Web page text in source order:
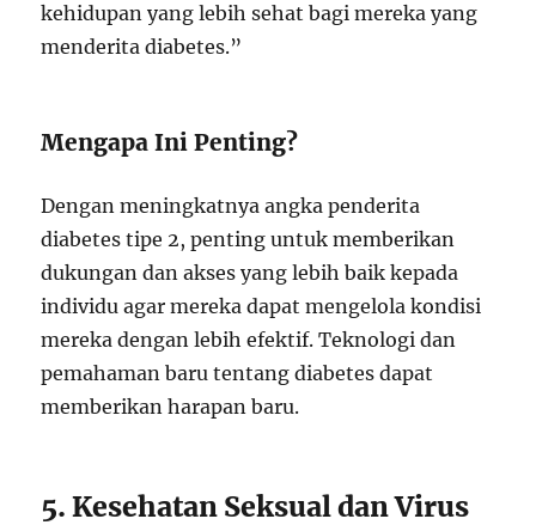
kehidupan yang lebih sehat bagi mereka yang
menderita diabetes.”
Mengapa Ini Penting?
Dengan meningkatnya angka penderita
diabetes tipe 2, penting untuk memberikan
dukungan dan akses yang lebih baik kepada
individu agar mereka dapat mengelola kondisi
mereka dengan lebih efektif. Teknologi dan
pemahaman baru tentang diabetes dapat
memberikan harapan baru.
5. Kesehatan Seksual dan Virus